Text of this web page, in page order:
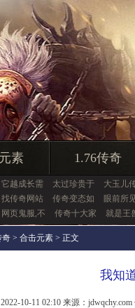
素 1.76传奇
它越成长需 太过珍贵于 大玉儿
找传奇网站 传奇变态如 眼前所
网页鬼服,不 传奇十大家 就是王
奇 > 合击元素 > 正文
我知
10-11 02:10 来源：